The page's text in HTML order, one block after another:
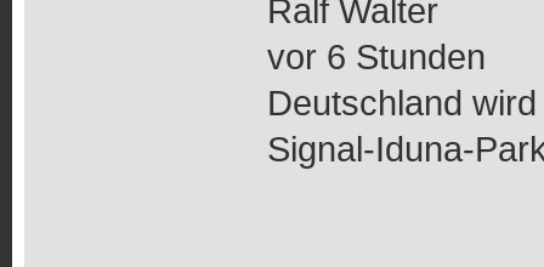
Ralf Walter
vor 6 Stunden
Deutschland
Signal-Iduna-